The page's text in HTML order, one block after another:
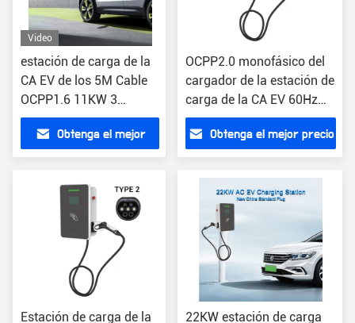
Video
estación de carga de la
CA EV de los 5M Cable
OCPP1.6 11KW 3
cargador de la fase EV
Obtenga el mejor
OCPP2.0 monofásico del
cargador de la estación de
carga de la CA EV 60Hz
11KW EV
Obtenga el mejor precio
Estación de carga de la
22KW estación de carga